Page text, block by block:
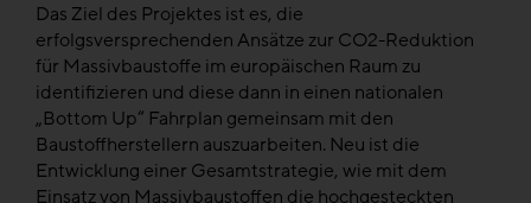
Das Ziel des Projektes ist es, die
erfolgsversprechenden Ansätze zur CO2-Reduktion
für Massivbaustoffe im europäischen Raum zu
identifizieren und diese dann in einen nationalen
„Bottom Up“ Fahrplan gemeinsam mit den
Baustoffherstellern auszuarbeiten. Neu ist die
Entwicklung einer Gesamtstrategie, wie mit dem
Einsatz von Massivbaustoffen die hochgesteckten